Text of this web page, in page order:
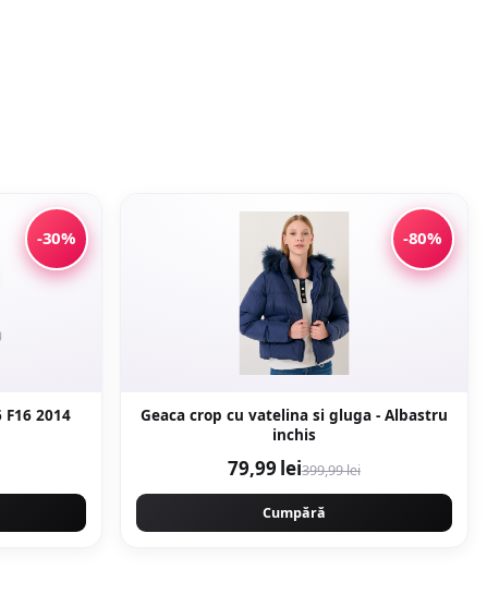
-30%
2014
-80%
Geaca crop cu vatelina si gluga - Albastru
inchis
79,99 lei399,99 lei
Cumpără